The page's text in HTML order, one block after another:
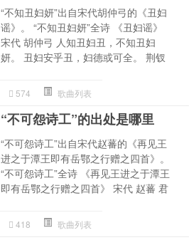
“不知丑妇妍”出自宋代胡仲弓的《丑妇
谣》。 “不知丑妇妍”全诗 《丑妇谣》
宋代 胡仲弓 人知丑妇丑，不知丑妇
妍。 丑妇安乎丑，妇德或可全。 荆钗
574 歌曲列表
“不可怨诗工”的出处是哪里
“不可怨诗工”出自宋代赵蕃的《再见王
进之于潭王即有岳鄂之行赠之四首》。
“不可怨诗工”全诗 《再见王进之于潭王
即有岳鄂之行赠之四首》 宋代 赵蕃 君
418 歌曲列表